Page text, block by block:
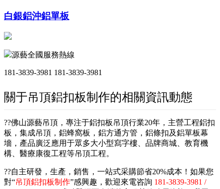
白銀鋁沖鋁單板
源藝全國服務熱線
181-3839-3981 181-3839-3981
關于吊頂鋁扣板制作的相關資訊動態
??佛山源藝吊頂，專注于鋁扣板吊頂行業20年，主營工程鋁扣
板，集成吊頂，鋁蜂窩板，鋁方通方管，鋁條扣及鋁單板幕
墻，產品廣泛應用于眾多大小型寫字樓、品牌商城、教育機
構、醫療康復工程等吊頂工程。
??自主研發，生產，銷售，一站式采購節省20%成本！如果您
對“吊頂鋁扣板制作”感興趣，歡迎來電咨詢 181-3839-3981 /